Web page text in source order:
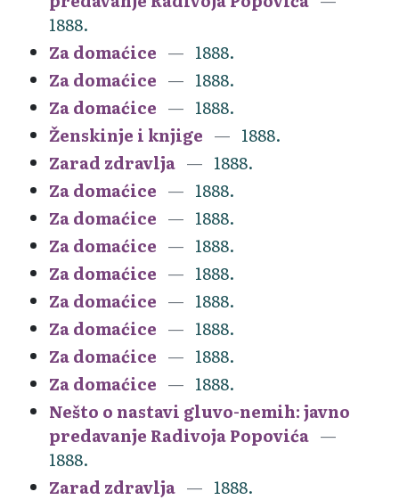
1888.
Za domaćice
1888.
Za domaćice
1888.
Za domaćice
1888.
Ženskinje i knjige
1888.
Zarad zdravlja
1888.
Za domaćice
1888.
Za domaćice
1888.
Za domaćice
1888.
Za domaćice
1888.
Za domaćice
1888.
Za domaćice
1888.
Za domaćice
1888.
Za domaćice
1888.
Nešto o nastavi gluvo-nemih: javno
predavanje Radivoja Popovića
1888.
Zarad zdravlja
1888.